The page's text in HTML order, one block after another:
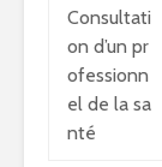
Consultati
on d’un pr
ofessionn
el de la sa
nté